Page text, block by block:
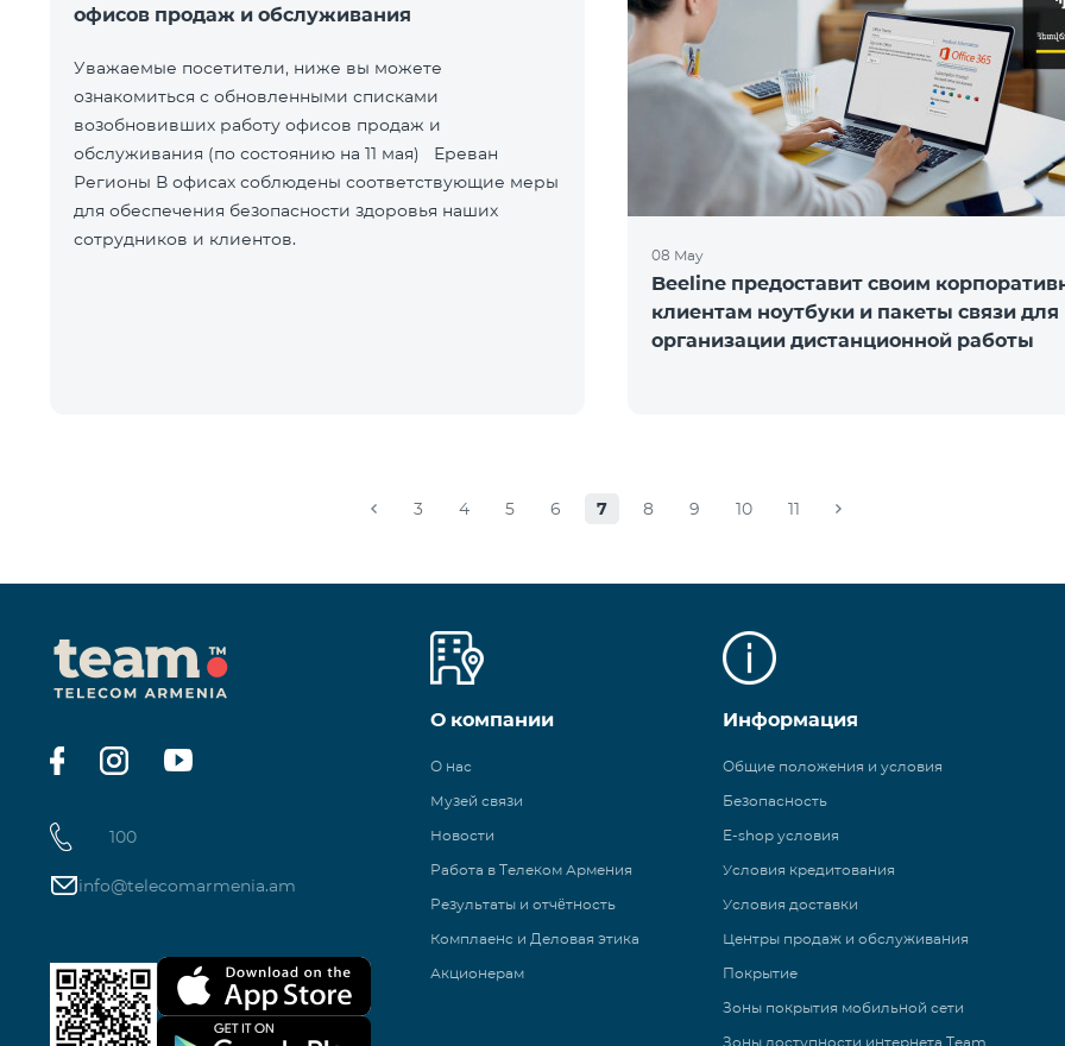
офисов продаж и обслуживания
Уважаемые посетители, ниже вы можете
ознакомиться с обновленными списками
возобновивших работу офисов продаж и
обслуживания (по состоянию на 11 мая) Ереван
Регионы В офисах соблюдены соответствующие меры
для обеспечения безопасности здоровья наших
сотрудников и клиентов.
08 May
Beeline предоставит своим
клиентам ноутбуки и пакеты связи для
организации дистанционной работы
3 4 5 6 7 8 9 10 11
100
info@telecomarmenia.am
О компании
О нас
Музей связи
Новости
Работа в Телеком Армения
Результаты и отчётность
Комплаенс и Деловая этика
Акционерам
Информация
Общие положения и условия
Безопасность
E-shop условия
Условия кредитования
Условия доставки
Центры продаж и обслуживания
Покрытие
Зоны покрытия мобильной сети
Зоны доступности интернета Team